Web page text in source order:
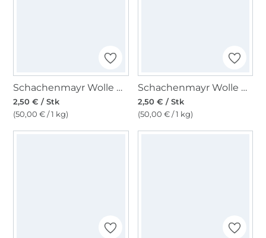
Schachenmayr Wolle Bravo uni 50 g feuer
2,50 € / Stk
(50,00 € / 1 kg)
Schachenmayr Wolle Bravo uni 50 g weinrot
2,50 € / Stk
(50,00 € / 1 kg)